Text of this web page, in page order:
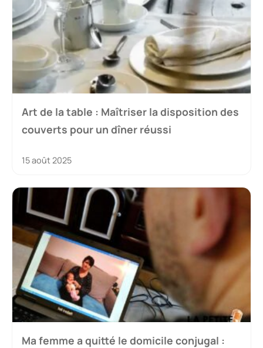
Art de la table : Maîtriser la disposition des
couverts pour un dîner réussi
15 août 2025
Ma femme a quitté le domicile conjugal :